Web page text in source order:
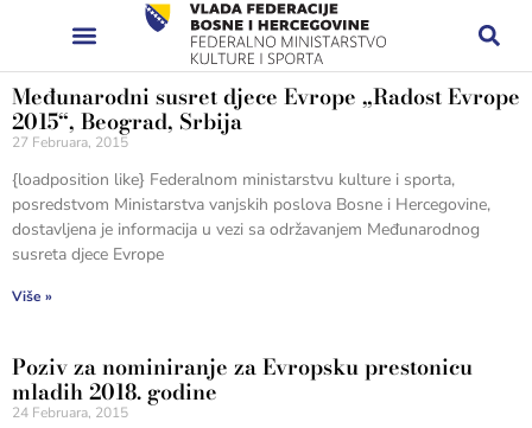
Međunarodni susret djece Evrope „Radost Evrope
2015“, Beograd, Srbija
27 Februara, 2015
{loadposition like} Federalnom ministarstvu kulture i sporta,
posredstvom Ministarstva vanjskih poslova Bosne i Hercegovine,
dostavljena je informacija u vezi sa održavanjem Međunarodnog
susreta djece Evrope
Više »
Poziv za nominiranje za Evropsku prestonicu
mladih 2018. godine
24 Februara, 2015